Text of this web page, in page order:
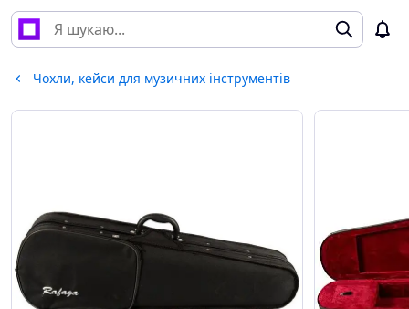
Чохли, кейси для музичних інструментів